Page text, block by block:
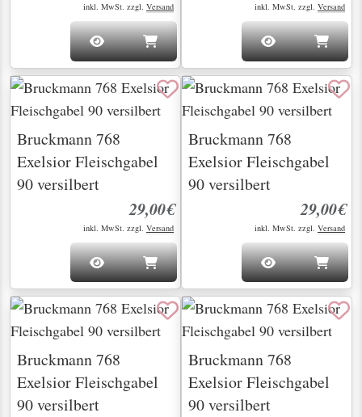
inkl. MwSt. zzgl. Versand inkl. MwSt. zzgl. Versand
Bruckmann 768
Exelsior Fleischgabel
90 versilbert
29,00€
inkl. MwSt. zzgl. Versand
Bruckmann 768
Exelsior Fleischgabel
90 versilbert
29,00€
inkl. MwSt. zzgl. Versand
Bruckmann 768
Exelsior Fleischgabel
90 versilbert
Bruckmann 768
Exelsior Fleischgabel
90 versilbert